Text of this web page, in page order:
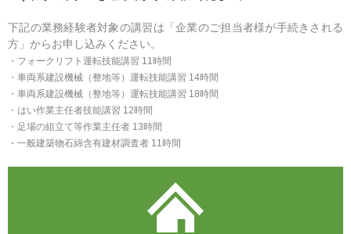
下記の業務経験者対象の講習は「企業のご担当者様が手続きされる
方」からお申し込みください。
・フォークリフト運転技能講習 11時間
・車両系建設機械（整地等）運転技能講習 14時間
・車両系建設機械（整地等）運転技能講習 18時間
・はい作業主任者技能講習 12時間
・足場の組立て等作業主任者 13時間
・一般建築物石綿含有建材調査者 11時間